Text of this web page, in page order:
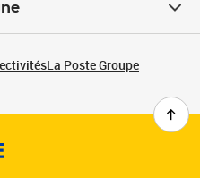
La Poste Groupe